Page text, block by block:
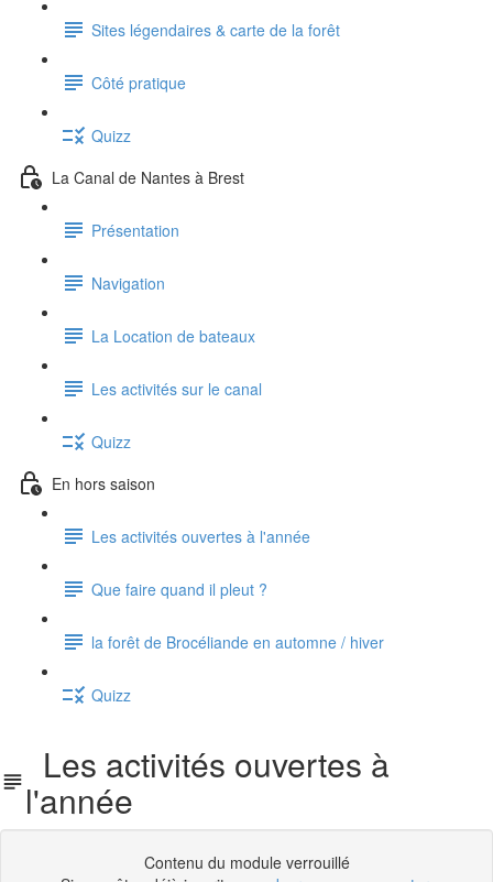
Sites légendaires & carte de la forêt
Côté pratique
Quizz
La Canal de Nantes à Brest
Présentation
Navigation
La Location de bateaux
Les activités sur le canal
Quizz
En hors saison
Les activités ouvertes à l'année
Que faire quand il pleut ?
la forêt de Brocéliande en automne / hiver
Quizz
Les activités ouvertes à
l'année
Contenu du module verrouillé